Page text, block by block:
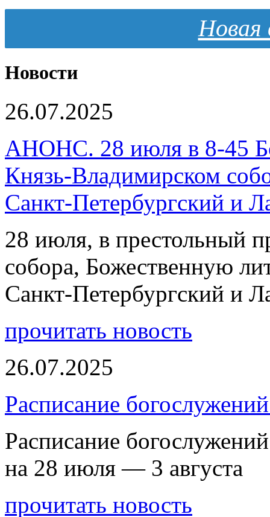
Новая
Новости
26.07.2025
АНОНС. 28 июля в 8-45
Князь-Владимирском
Санкт-Петербургский и
28 июля, в престольный
собора, Божественную
Санкт-Петербургский и
прочитать новость
26.07.2025
Расписание
Расписание
на 28 июля — 3 августа
прочитать новость